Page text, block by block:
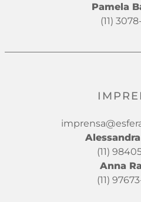
Pamela
(11)
(11)
Anna
(11)